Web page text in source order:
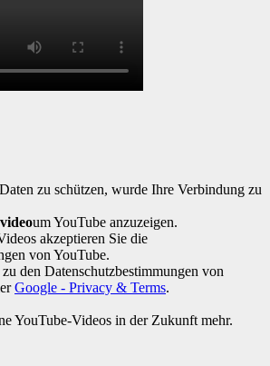
zu schützen, wurde Ihre Verbindung zu
um YouTube anzuzeigen.
akzeptieren Sie die
von YouTube.
den Datenschutzbestimmungen von
Google - Privacy & Terms.
YouTube-Videos in der Zukunft mehr.